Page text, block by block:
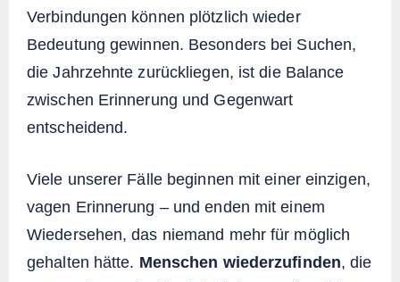
Verbindungen können plötzlich wieder
Bedeutung gewinnen. Besonders bei Suchen,
die Jahrzehnte zurückliegen, ist die Balance
zwischen Erinnerung und Gegenwart
entscheidend.
Viele unserer Fälle beginnen mit einer einzigen,
vagen Erinnerung – und enden mit einem
Wiedersehen, das niemand mehr für möglich
gehalten hätte. Menschen wiederzufinden, die